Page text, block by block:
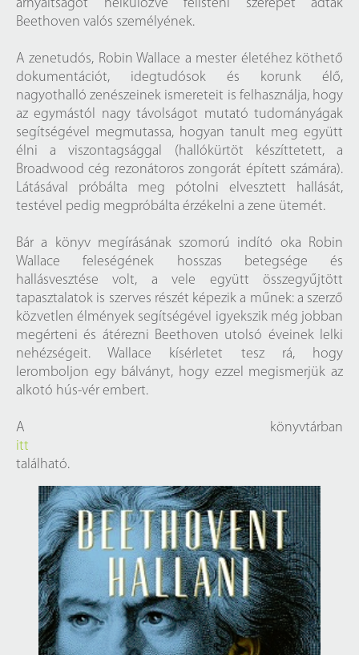
árnyaltságot nélkülözve félisteni szerepet adtak
Beethoven valós személyének.
A zenetudós, Robin Wallace a mester életéhez köthető
dokumentációt, idegtudósok és korunk élő,
nagyothalló zenészeinek ismereteit is felhasználja, hogy
az egymástól nagy távolságot mutató tudományágak
segítségével megmutassa, hogyan tanult meg együtt
élni a viszontagsággal (hallókürtöt készíttetett, a
Broadwood cég rezonátoros zongorát épített számára).
Látásával próbálta meg pótolni elvesztett hallását,
testével pedig megpróbálta érzékelni a zene ütemét.
Bár a könyv megírásának szomorú indító oka Robin
Wallace feleségének hosszas betegsége és
hallásvesztése volt, a vele együtt összegyűjtött
tapasztalatok is szerves részét képezik a műnek: a szerző
közvetlen élmények segítségével igyekszik még jobban
megérteni és átérezni Beethoven utolsó éveinek lelki
nehézségeit. Wallace kísérletet tesz rá, hogy
leromboljon egy bálványt, hogy ezzel megismerjük az
alkotó hús-vér embert.
A könyvtárban
itt
található.